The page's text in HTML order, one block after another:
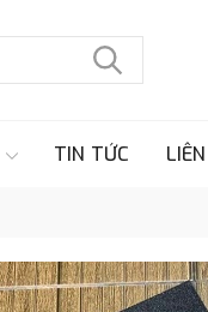
TIN TỨC